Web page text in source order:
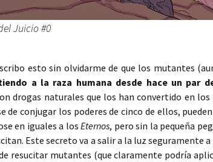
Juicio #0
esto sin olvidarme de que los mutantes
a la raza humana desde hace un par
drogas naturales que los han convertido en
de conjugar los poderes de cinco de ellos,
en iguales a losEternos, pero sin la pequeña
Este secreto va a salir a la luz seguramente
resucitar mutantes (que claramente podría